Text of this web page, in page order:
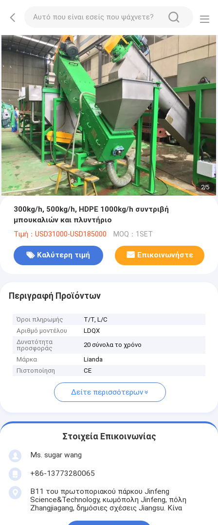
2/5
300kg/h, 500kg/h, HDPE 1000kg/h συντριβή
μπουκαλιών και πλυντήριο
Τιμή：USD31000-USD185000 MOQ：1SET
Καλύτερη τιμή Επικοινωνήστε
Περιγραφή Προϊόντων
Όροι πληρωμής
T/T, L/C
Αριθμό μοντέλου
LDQX
Δυνατότητα
προσφοράς
20 σύνολα το χρόνο
Μάρκα
Lianda
Πιστοποίηση
CE
Δείτε περισσότερων
Στοιχεία Επικοινωνίας
Ms. sugar wang
+86-13773280065
B11 του πρωτοποριακού πάρκου Jinfeng
Science&Technology, κωμόπολη Jinfeng, πόλη
Zhangjiagang, δημόσιες σχέσεις Jiangsu. Κίνα